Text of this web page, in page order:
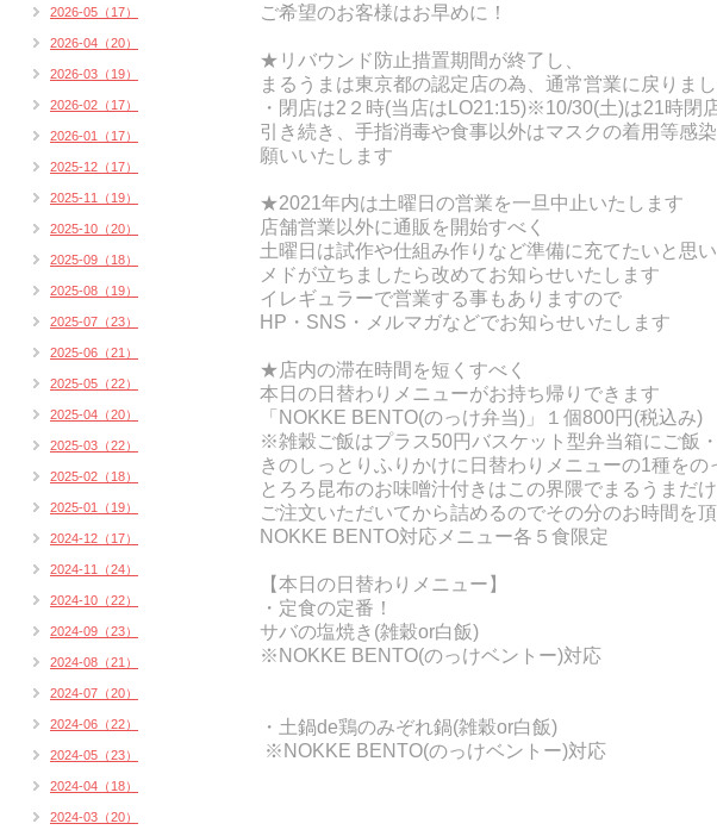
ご希望のお客様はお早めに！
★リバウンド防止措置期間が終了し、
まるうまは東京都の認定店の為、通常営業に戻りま
・閉店は2２時(当店はLO21:15)※10/30(土)は21時閉
引き続き、手指消毒や食事以外はマスクの着用等感
願いいたします
★2021年内は土曜日の営業を一旦中止いたします
店舗営業以外に通販を開始すべく
土曜日は試作や仕組み作りなど準備に充てたいと思
メドが立ちましたら改めてお知らせいたします
イレギュラーで営業する事もありますので
HP・SNS・メルマガなどでお知らせいたします
★店内の滞在時間を短くすべく
本日の日替わりメニューがお持ち帰りできます
「NOKKE BENTO(のっけ弁当)」１個800円(税込み)
※雑穀ご飯はプラス50円バスケット型弁当箱にご飯
きのしっとりふりかけに 日替わりメニューの1種をの
とろろ昆布のお味噌汁付きはこの界隈でまるうまだ
ご注文いただいてから詰めるのでその分のお時間を
NOKKE BENTO対応メニュー各５食限定
【本日の日替わりメニュー】
・定食の定番！
サバの塩焼き(雑穀or白飯)
※NOKKE BENTO(のっけベントー)対応
・土鍋de鶏のみぞれ鍋(雑穀or白飯)
※NOKKE BENTO(のっけベントー)対応
2026-05（17）
2026-04（20）
2026-03（19）
2026-02（17）
2026-01（17）
2025-12（17）
2025-11（19）
2025-10（20）
2025-09（18）
2025-08（19）
2025-07（23）
2025-06（21）
2025-05（22）
2025-04（20）
2025-03（22）
2025-02（18）
2025-01（19）
2024-12（17）
2024-11（24）
2024-10（22）
2024-09（23）
2024-08（21）
2024-07（20）
2024-06（22）
2024-05（23）
2024-04（18）
2024-03（20）